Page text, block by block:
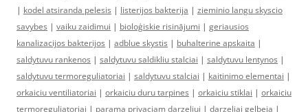
| kodel atsiranda pelesis | listerijos bakterija | zieminio langu skyscio
savybes | vaiku zaidimui | bioloģiskie risinājumi | geriausios
kanalizacijos bakterijos | adblue skystis | buhalterine apskaita |
saldytuvu rankenos | saldytuvu saldikliu stalciai | saldytuvu lentynos |
saldytuvu termoreguliatoriai | saldytuvu stalciai | kaitinimo elementai |
orkaiciu ventiliatoriai | orkaiciu duru tarpines | orkaiciu stiklai | orkaiciu
termoreguliatoriai | parama privaciam darzeliui | darzeliai gelbeja |